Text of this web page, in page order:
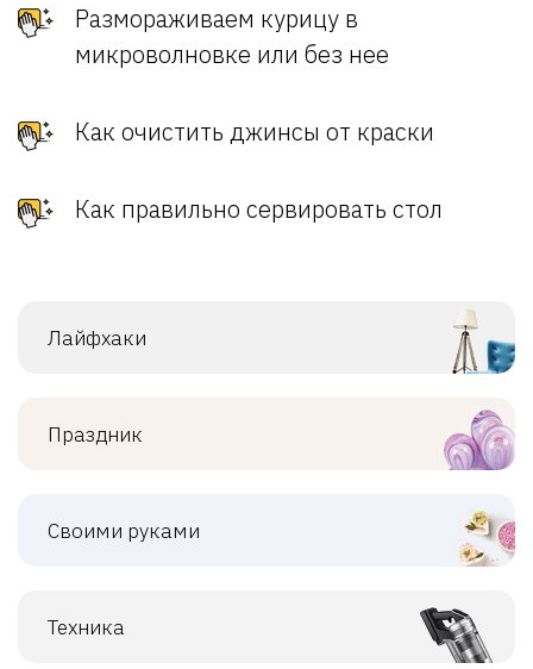
Размораживаем курицу в
микроволновке или без нее
Как очистить джинсы от краски
Как правильно сервировать стол
Лайфхаки
Праздник
Своими руками
Техника